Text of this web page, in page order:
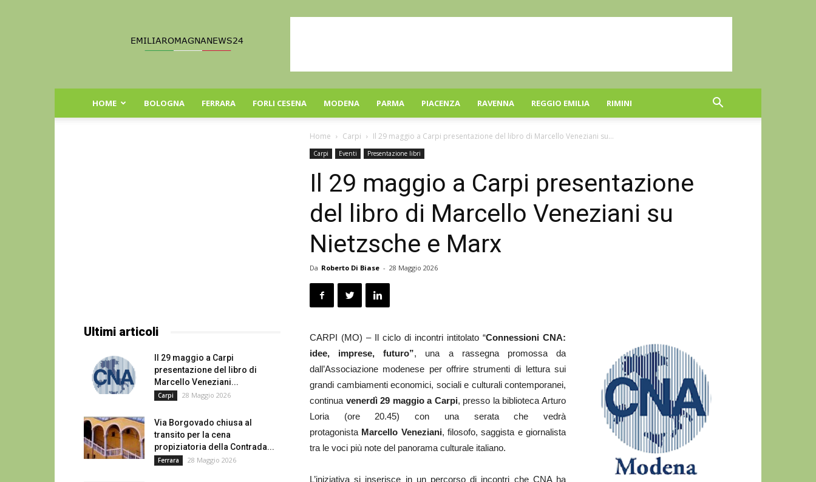
Romagna
HOME BOLOGNA FERRARA FORLI CESENA MODENA PARMA PIACENZA RAVENNA REGGIO EMILIA RIMINI
Home Carpi Il 29 maggio a Carpi presentazione del libro di Marcello Veneziani su...
Carpi Eventi Presentazione libri
Il 29 maggio a Carpi presentazione
del libro di Marcello Veneziani su
Nietzsche e Marx
Da Roberto Di Biase - 28 Maggio 2026
CARPI (MO) – Il ciclo di incontri intitolato “Connessioni CNA:
idee, imprese, futuro”, una a rassegna promossa da
dall’Associazione modenese per offrire strumenti di lettura sui
grandi cambiamenti economici, sociali e culturali contemporanei,
continua venerdì 29 maggio a Carpi, presso la biblioteca Arturo
Loria (ore 20.45) con una serata che vedrà
protagonista Marcello Veneziani, filosofo, saggista e giornalista
tra le voci più note del panorama culturale italiano.
L’iniziativa si inserisce in un percorso di incontri che CNA ha
Ultimi articoli
Il 29 maggio a Carpi
presentazione del libro di
Marcello Veneziani...
Carpi 28 Maggio 2026
Via Borgovado chiusa al
transito per la cena
propiziatoria della Contrada...
Ferrara 28 Maggio 2026